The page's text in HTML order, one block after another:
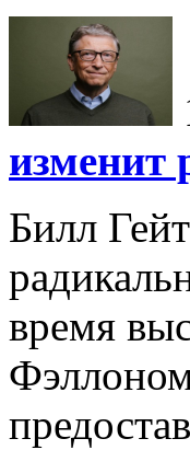
изменит
Билл
время